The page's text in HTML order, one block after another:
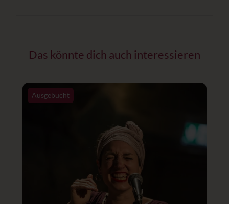
Das könnte dich auch interessieren
Ausgebucht